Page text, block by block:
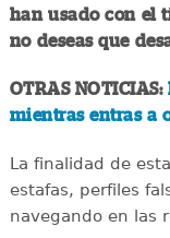
han usado con el
no deseas que
OTRAS NOTICIAS:
mientras entras a
La finalidad de
estafas, perfiles
navegando en las